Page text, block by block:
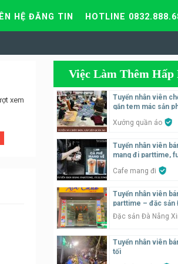
HỆ ĐĂNG TIN HOTLINE
xem
Việc Làm Thêm Hấp
Tuyển nhân viên
gắn tem mác sản
Xưởng quần áo
Tuyển nhân viên
mang đi parttime,
Cafe mang đi
Tuyển nhân viên
parttime – đặc sản
Đặc sản Đà Nẵng
Tuyển nhân viên
tối